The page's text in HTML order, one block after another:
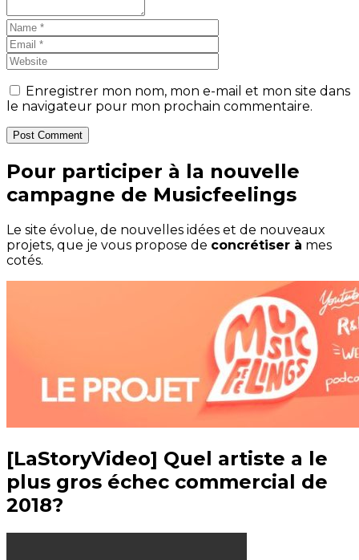
Enregistrer mon nom, mon e-mail et mon site dans
le navigateur pour mon prochain commentaire.
Post Comment
Pour participer à la nouvelle
campagne de Musicfeelings
Le site évolue, de nouvelles idées et de nouveaux
projets, que je vous propose de concrétiser à mes
cotés.
[LaStoryVideo] Quel artiste a le
plus gros échec commercial de
2018?